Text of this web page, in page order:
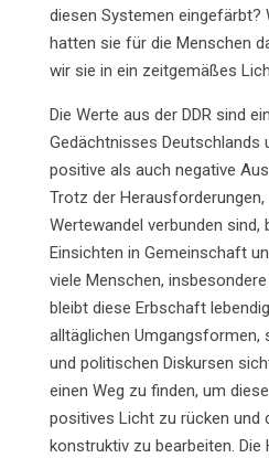
diesen Systemen eingefärbt?
hatten sie für die Menschen
wir sie in ein zeitgemäßes
Die Werte aus der DDR sind
Gedächtnisses Deutschlands
positive als auch negative
Trotz der
Wertewandel verbunden sind,
Einsichten in Gemeinschaft
viele Menschen,
bleibt diese Erbschaft
alltäglichen Umgangsformen,
und politischen Diskursen
einen Weg zu finden, um
positives Licht zu rücken und
konstruktiv zu bearbeiten.